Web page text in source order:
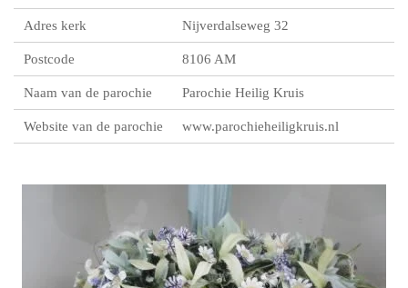
Adres kerk Nijverdalseweg 32
Postcode 8106 AM
Naam van de parochie Parochie Heilig Kruis
Website van de parochie www.parochieheiligkruis.nl